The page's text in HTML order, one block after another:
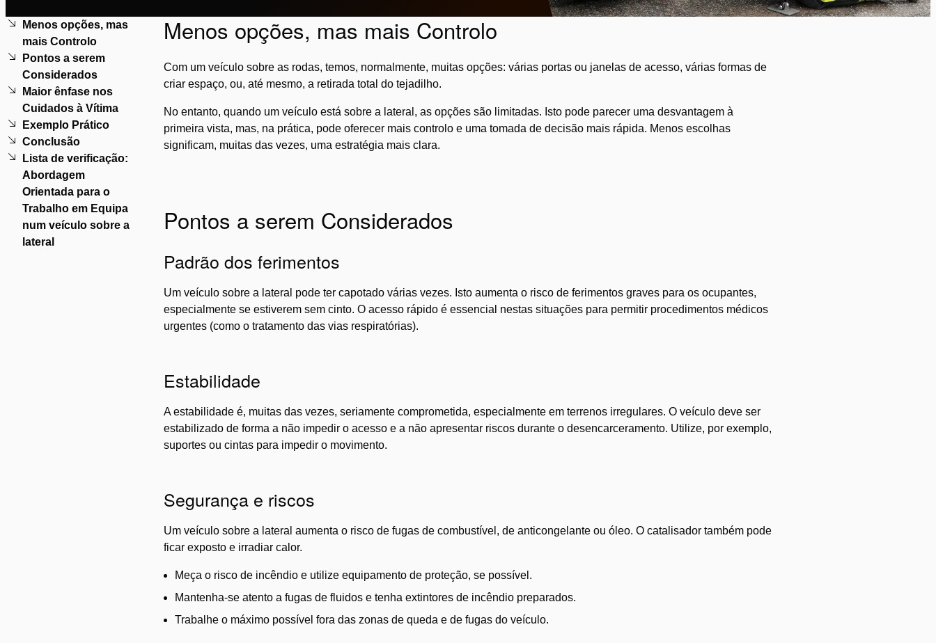
Menos opções, mas mais Controlo
Com um veículo sobre as rodas, temos, normalmente, muitas opções: várias portas ou janelas de acesso, várias formas de
criar espaço, ou, até mesmo, a retirada total do tejadilho.
No entanto, quando um veículo está sobre a lateral, as opções são limitadas. Isto pode parecer uma desvantagem à
primeira vista, mas, na prática, pode oferecer mais controlo e uma tomada de decisão mais rápida. Menos escolhas
significam, muitas das vezes, uma estratégia mais clara.
Pontos a serem Considerados
Padrão dos ferimentos
Um veículo sobre a lateral pode ter capotado várias vezes. Isto aumenta o risco de ferimentos graves para os ocupantes,
especialmente se estiverem sem cinto. O acesso rápido é essencial nestas situações para permitir procedimentos médicos
urgentes (como o tratamento das vias respiratórias).
Estabilidade
A estabilidade é, muitas das vezes, seriamente comprometida, especialmente em terrenos irregulares. O veículo deve ser
estabilizado de forma a não impedir o acesso e a não apresentar riscos durante o desencarceramento. Utilize, por exemplo,
suportes ou cintas para impedir o movimento.
Segurança e riscos
Um veículo sobre a lateral aumenta o risco de fugas de combustível, de anticongelante ou óleo. O catalisador também pode
ficar exposto e irradiar calor.
Meça o risco de incêndio e utilize equipamento de proteção, se possível.
Mantenha-se atento a fugas de fluidos e tenha extintores de incêndio preparados.
Trabalhe o máximo possível fora das zonas de queda e de fugas do veículo.
Menos opções, mas
mais Controlo
Pontos a serem
Considerados
Maior ênfase nos
Cuidados à Vítima
Exemplo Prático
Conclusão
Lista de verificação:
Abordagem
Orientada para o
Trabalho em Equipa
num veículo sobre a
lateral